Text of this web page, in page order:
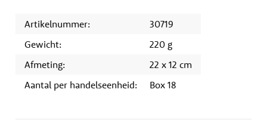
Artikelnummer:
30719
Gewicht:
220 g
Afmeting:
22 x 12 cm
Aantal per handelseenheid:
Box 18